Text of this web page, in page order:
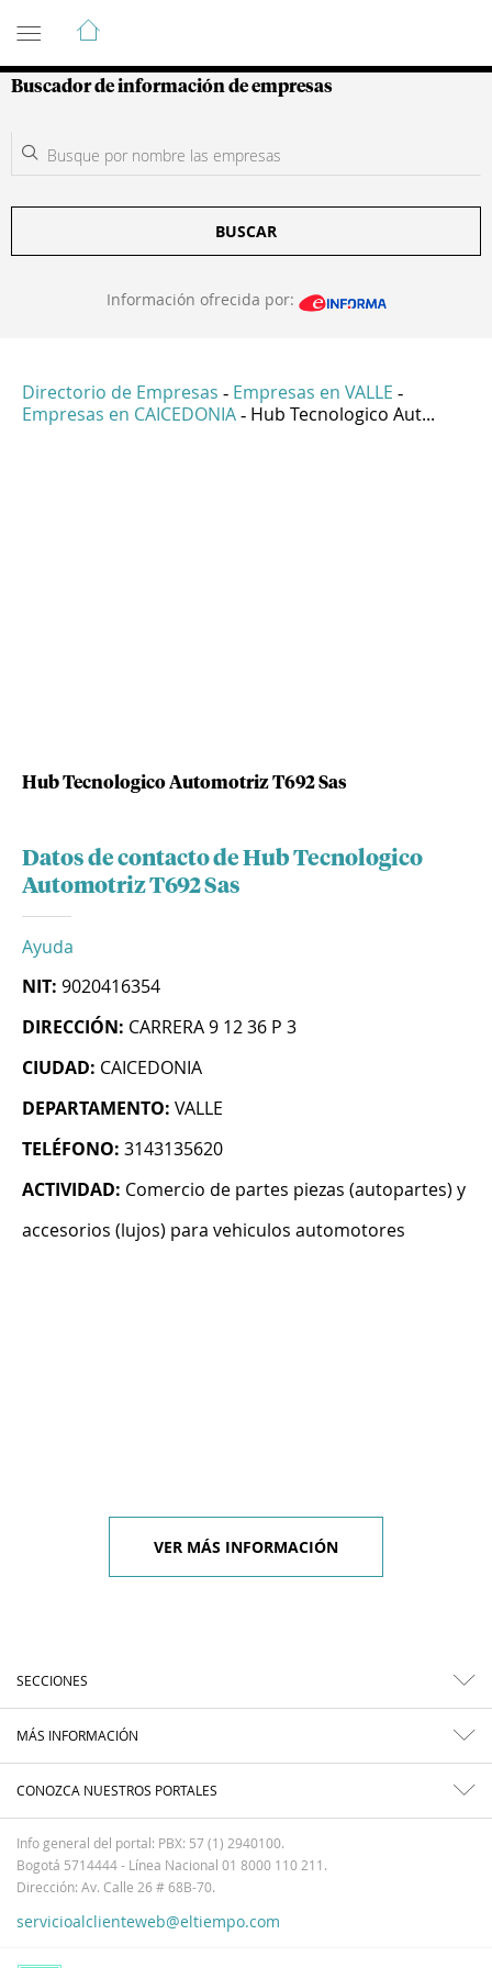
Guía de Empresas Colombianas
Buscador de información de empresas
BUSCAR
Información ofrecida por:
Directorio de Empresas - Empresas en VALLE -
Empresas en CAICEDONIA - Hub Tecnologico Aut...
Hub Tecnologico Automotriz T692 Sas
Datos de contacto de Hub Tecnologico
Automotriz T692 Sas
Ayuda
NIT: 9020416354
DIRECCIÓN: CARRERA 9 12 36 P 3
CIUDAD: CAICEDONIA
DEPARTAMENTO: VALLE
TELÉFONO: 3143135620
ACTIVIDAD: Comercio de partes piezas (autopartes) y
accesorios (lujos) para vehiculos automotores
VER MÁS INFORMACIÓN
SECCIONES
MÁS INFORMACIÓN
CONOZCA NUESTROS PORTALES
Info general del portal: PBX: 57 (1) 2940100.
Bogotá 5714444 - Línea Nacional 01 8000 110 211.
Dirección: Av. Calle 26 # 68B-70.
servicioalclienteweb@eltiempo.com